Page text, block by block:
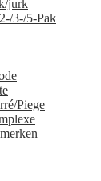
jurk
3-/5-Pak
Piege